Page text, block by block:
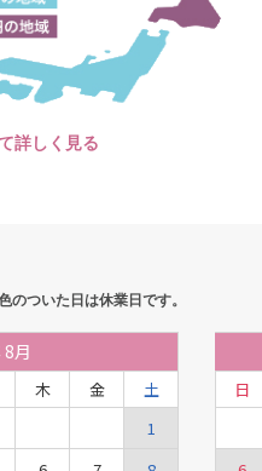
詳しく見る
のついた日は休業日です。
8月
木 金
土
1
日